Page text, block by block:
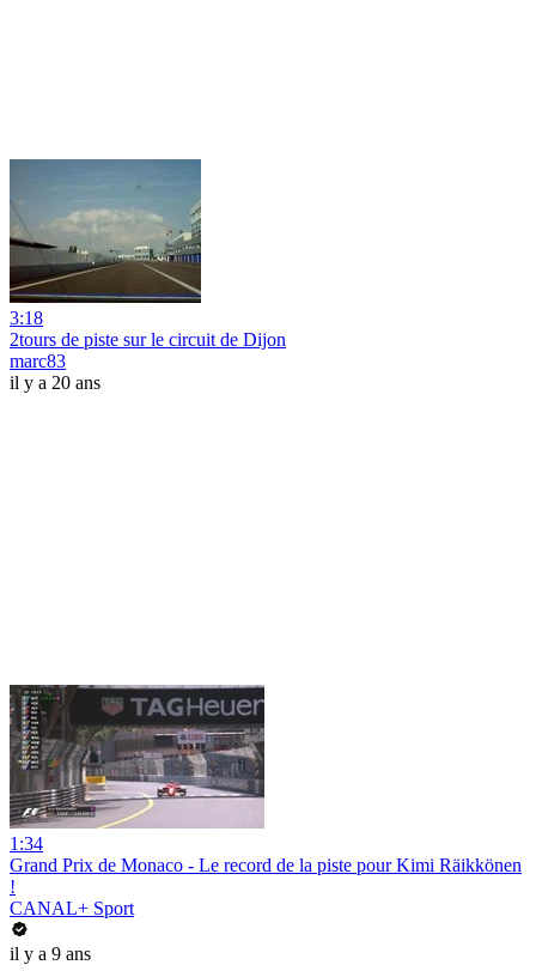
3:18
2tours de piste sur le circuit de Dijon
marc83
il y a 20 ans
1:34
Grand Prix de Monaco - Le record de la piste pour Kimi Räikkönen
!
CANAL+ Sport
il y a 9 ans